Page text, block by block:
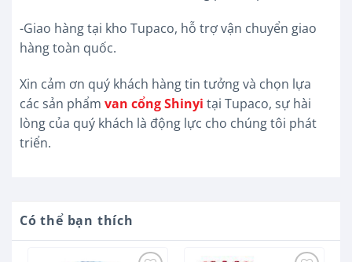
-Giao hàng tại kho Tupaco, hỗ trợ vận chuyển giao
hàng toàn quốc.
Xin cảm ơn quý khách hàng tin tưởng và chọn lựa
các sản phẩm van cổng Shinyi tại Tupaco, sự hài
lòng của quý khách là động lực cho chúng tôi phát
triển.
Có thể bạn thích